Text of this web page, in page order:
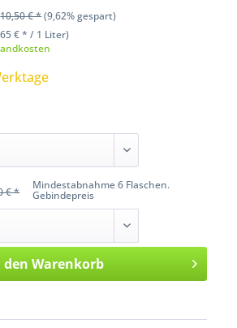
10,50 € *(9,62% gespart)
€ * / 1 Liter)
Mindestabnahme 6 Flaschen.
Gebindepreis
€ *
den Warenkorb